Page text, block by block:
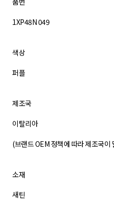
1XP48N 049
색상
퍼플
제조국
이탈리아
(브랜드 OEM 정책에 따라 제조국이
소재
새틴